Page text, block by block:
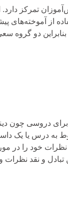
تمرکز
از آموخته‌های
دو گروه
دروسی چون
به درس یا یک
خود را در
و نقد نظرات